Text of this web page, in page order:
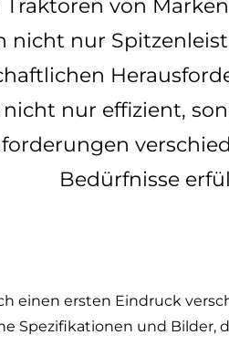
von
nicht nur
nicht nur effizient,
Bedürfnisse
einen ersten Eindruck
Spezifikationen und Bilder,